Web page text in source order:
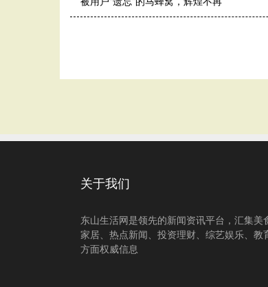
关于我们
东山生活网是领先的新闻资讯平台，汇集美
家居、热点新闻、投资理财、综艺娱乐、教
方面权威信息